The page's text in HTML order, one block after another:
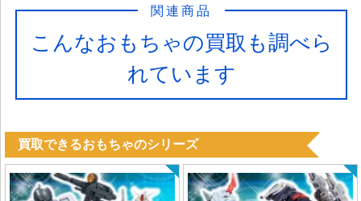
こんなおもちゃの買取も調べら
れています
関連商品
買取できるおもちゃのシリーズ